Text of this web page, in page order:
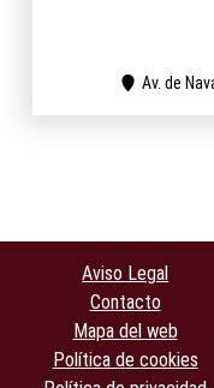
Av. de
Aviso Legal
Contacto
Mapa del web
Política de cookies